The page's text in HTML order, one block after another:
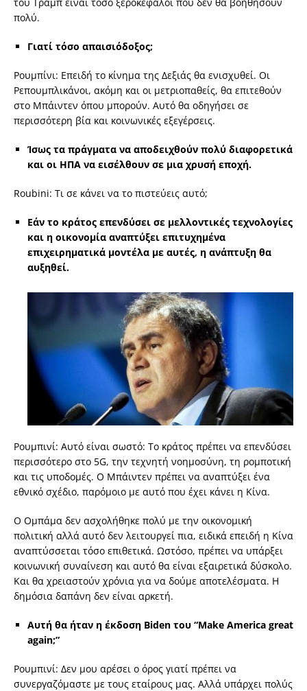
πολύ.
Γιατί τόσο απαισιόδοξος;
Ρουμπίνι: Επειδή το κίνημα της Δεξιάς θα ενισχυθεί. Οι
Ρεπουμπλικάνοι, ακόμη και οι μετριοπαθείς, θα επιτεθούν
στο Μπάιντεν όπου μπορούν. Αυτό θα οδηγήσει σε
περισσότερη βία και κοινωνικές εξεγέρσεις.
Ίσως τα πράγματα να αποδειχθούν πολύ διαφορετικά
και οι ΗΠΑ να εισέλθουν σε μια χρυσή εποχή.
Roubini: Τι σε κάνει να το πιστεύεις αυτό;
Εάν το κράτος επενδύσει σε μελλοντικές τεχνολογίες
και η οικονομία αναπτύξει επιτυχημένα
επιχειρηματικά μοντέλα με αυτές, η ανάπτυξη θα
αυξηθεί.
Ρουμπινί: Αυτό είναι σωστό: Το κράτος πρέπει να επενδύσει
περισσότερο στο 5G, την τεχνητή νοημοσύνη, τη ρομποτική
και τις υποδομές. Ο Μπάιντεν πρέπει να αναπτύξει ένα
εθνικό σχέδιο, παρόμοιο με αυτό που έχει κάνει η Κίνα.
Ο Ομπάμα δεν ασχολήθηκε πολύ με την οικονομική
πολιτική αλλά αυτό δεν λειτουργεί πια, ειδικά επειδή η Κίνα
αναπτύσσεται τόσο επιθετικά. Ωστόσο, πρέπει να υπάρξει
κοινωνική συναίνεση και αυτό θα είναι εξαιρετικά δύσκολο.
Και θα χρειαστούν χρόνια για να δούμε αποτελέσματα. Η
δημόσια δαπάνη δεν είναι αρκετή.
Αυτή θα ήταν η έκδοση Biden του “Make America great
again;”
Ρουμπινί: Δεν μου αρέσει ο όρος γιατί πρέπει να
συνεργαζόμαστε με τους εταίρους μας. Αλλά υπάρχει πολύς